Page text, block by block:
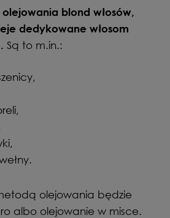
blond włosów,
dedykowane włosom
Są to m.in.:
olejowania będzie
albo olejowanie w misce.